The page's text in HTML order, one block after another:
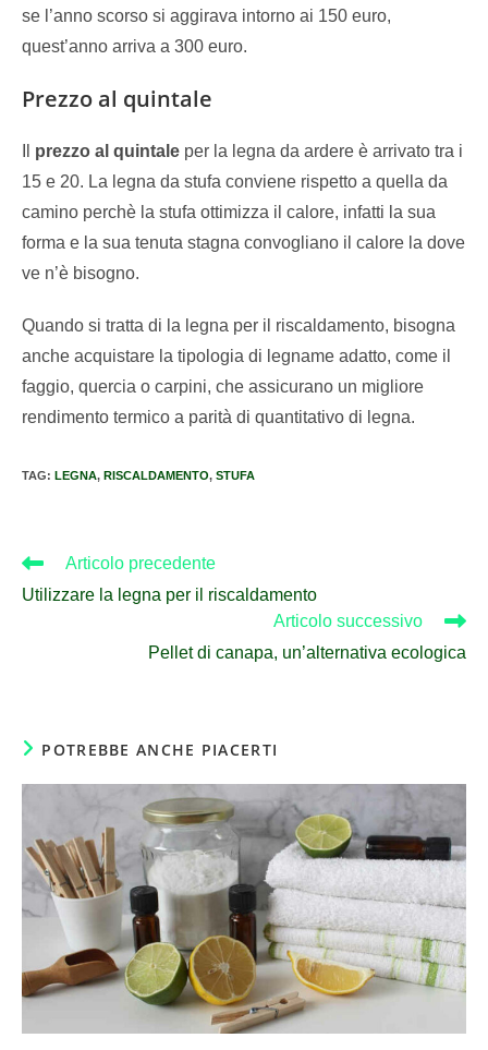
se l’anno scorso si aggirava intorno ai 150 euro,
quest’anno arriva a 300 euro.
Prezzo al quintale
prezzo al quintale per la legna da ardere è arrivato tra i
15 e 20. La legna da stufa conviene rispetto a quella da
camino perchè la stufa ottimizza il calore, infatti la sua
forma e la sua tenuta stagna convogliano il calore la dove
ve n’è bisogno.
Quando si tratta di la legna per il riscaldamento, bisogna
anche acquistare la tipologia di legname adatto, come il
faggio, quercia o carpini, che assicurano un migliore
rendimento termico a parità di quantitativo di legna.
TAG: LEGNA, RISCALDAMENTO, STUFA
Articolo precedente
Utilizzare la legna per il riscaldamento
Articolo successivo
Pellet di canapa, un’alternativa ecologica
POTREBBE ANCHE PIACERTI